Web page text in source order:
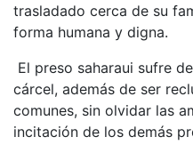
trasladado cerca de su
forma humana y digna.
El preso saharaui sufre
cárcel, además de ser
comunes, sin olvidar las
incitación de los demás